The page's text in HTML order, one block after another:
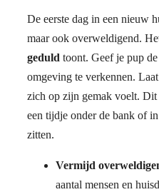
De eerste dag in een nieuw
maar ook overweldigend.
geduld toont. Geef je pup
omgeving te verkennen.
zich op zijn gemak voelt.
een tijdje onder de bank of
zitten.
Vermijd
aantal mensen en